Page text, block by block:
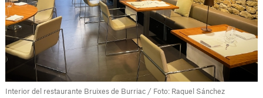
Interior del restaurante Bruixes de Burriac / Foto: Raquel Sánchez